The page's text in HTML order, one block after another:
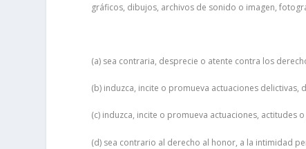
gráficos, dibujos, archivos de sonido o imagen,
(a) sea contraria, desprecie o atente contra los
(b) induzca, incite o promueva actuaciones
(c) induzca, incite o promueva actuaciones,
(d) sea contrario al derecho al honor, a la intimidad